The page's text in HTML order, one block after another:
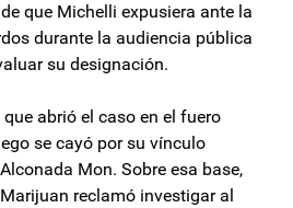
que Michelli expusiera ante la
durante la audiencia pública
su designación.
abrió el caso en el fuero
se cayó por su vínculo
Mon. Sobre esa base,
reclamó investigar al